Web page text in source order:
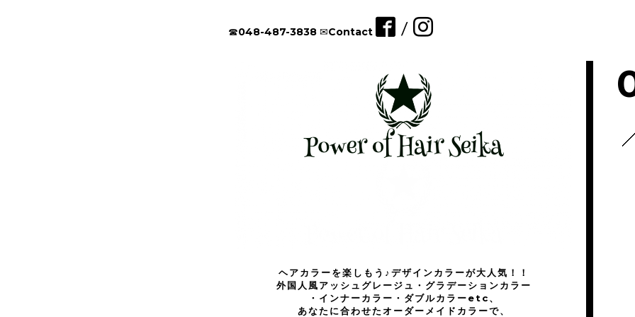
☎︎048-487-3838 ✉︎Contact /
ヘアカラーを楽しもう♪デザインカラーが大人気！！
外国人風アッシュグレージュ・グラデーションカラー
・インナーカラー・ダブルカラーetc、
あなたに合わせたオーダーメイドカラーで、